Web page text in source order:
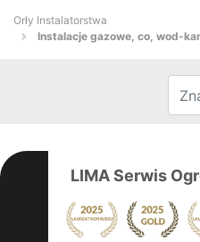
Orły Instalatorstwa
Instalacje gazowe, co, wod-
LIMA Serwis